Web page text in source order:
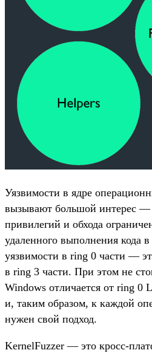
Уязвимости в ядре
вызывают большой интерес —
привилегий и обхода
удаленного выполнения кода
уязвимости в ring 0 части —
в ring 3 части. При этом не
Windows отличается от ring 0
и, таким образом, к каждой
нужен свой подход.
KernelFuzzer — это кросс-